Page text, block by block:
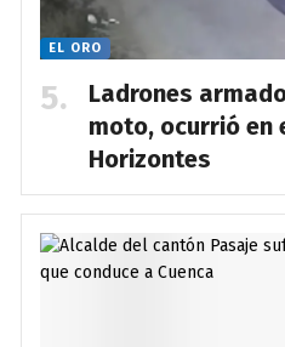
EL ORO
Ladrones
moto, ocurrió en
Horizontes